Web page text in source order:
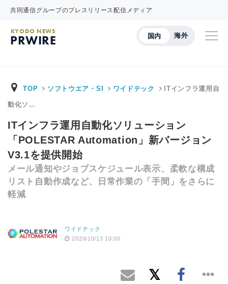
共同通信グループのプレスリリース配信メディア
国内 海外
KYODO NEWS
PRWIRE
TOP ソフトウエア・SI ワイドテック ITインフラ運用自
動化ソ…
ITインフラ運用自動化ソリューション
「POLESTAR Automation」新バージョン
V3.1を提供開始
メール通知やジョブスケジュール表示、柔軟な構成
リスト自動作成など、日常作業の「手間」をさらに
軽減
ワイドテック
2020/10/13 10:00